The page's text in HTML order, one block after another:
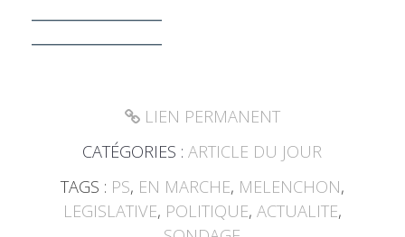
LIEN PERMANENT
CATÉGORIES :ARTICLE DU JOUR
TAGS : PS, EN MARCHE, MELENCHON,
LEGISLATIVE, POLITIQUE, ACTUALITE,